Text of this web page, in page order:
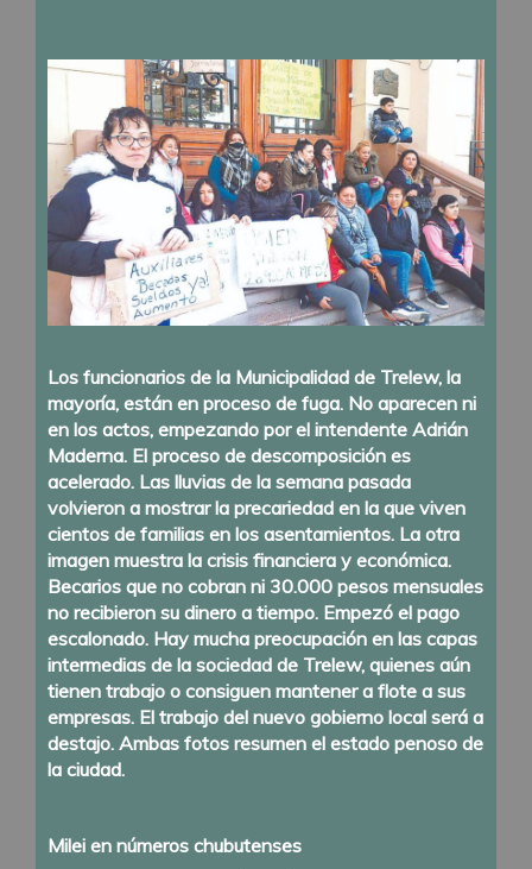
Los funcionarios de la Municipalidad de Trelew, la
mayoría, están en proceso de fuga. No aparecen ni
en los actos, empezando por el intendente Adrián
Maderna. El proceso de descomposición es
acelerado. Las lluvias de la semana pasada
volvieron a mostrar la precariedad en la que viven
cientos de familias en los asentamientos. La otra
imagen muestra la crisis financiera y económica.
Becarios que no cobran ni 30.000 pesos mensuales
no recibieron su dinero a tiempo. Empezó el pago
escalonado. Hay mucha preocupación en las capas
intermedias de la sociedad de Trelew, quienes aún
tienen trabajo o consiguen mantener a flote a sus
empresas. El trabajo del nuevo gobierno local será a
destajo. Ambas fotos resumen el estado penoso de
la ciudad.
Milei en números chubutenses